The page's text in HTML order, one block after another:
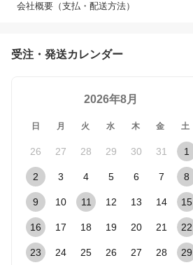
会社概要（支払・配送方法）
受注・発送カレンダー
2026年8月
日 月 火 水 木 金 土
26 27 28 29 30 31 1
2 3 4 5 6 7 8
9 10 11 12 13 14 15
16 17 18 19 20 21 22
23 24 25 26 27 28 29